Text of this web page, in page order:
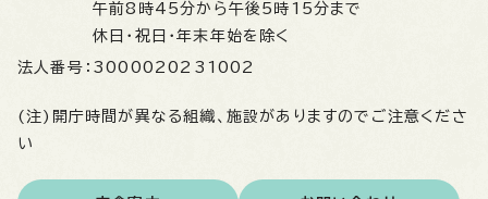
午前8時45分から午後5時15分まで
休日・祝日・年末年始を除く
法人番号： 3000020231002
(注)開庁時間が異なる組織、施設がありますのでご注意くださ
い